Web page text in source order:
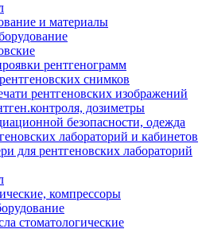
и материалы
рентгенограмм
снимков
рентгеновских изображений
дозиметры
безопасности, одежда
лабораторий и кабинетов
для рентгеновских лабораторий
компрессоры
стоматологические